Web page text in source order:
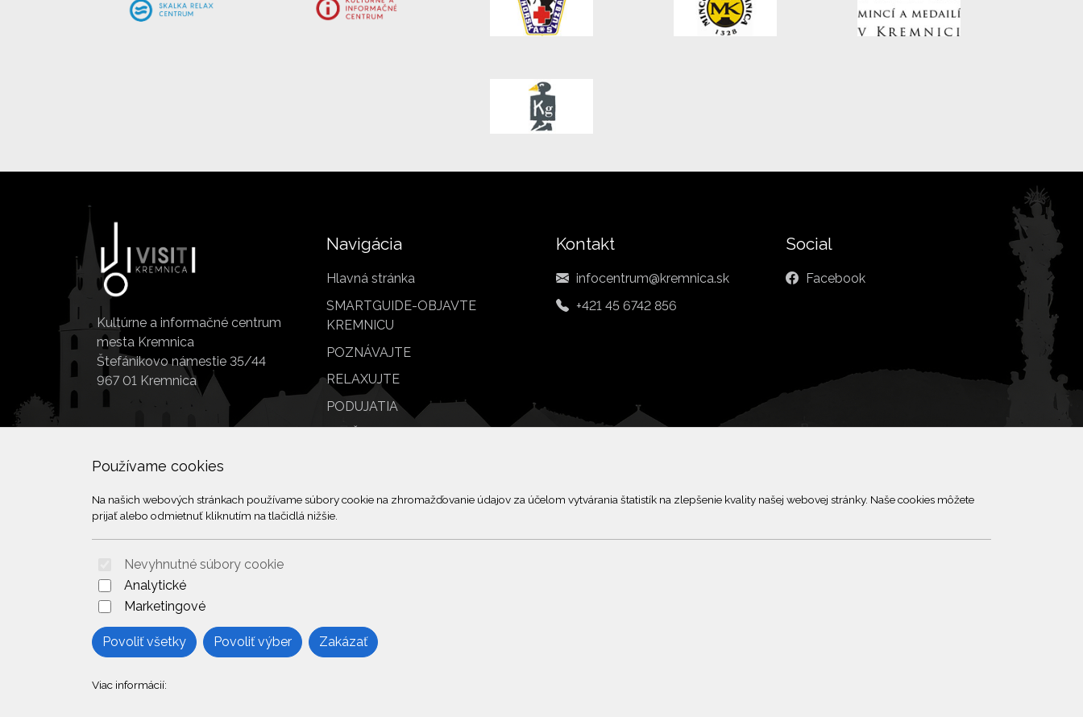
Používame cookies
Na našich webových stránkach používame súbory cookie na zhromažďovanie údajov za účelom vytvárania štatistík na zlepšenie kvality našej webovej stránky. Naše cookies môžete
prijať alebo odmietnuť kliknutím na tlačidlá nižšie.
Nevyhnutné súbory cookie
Analytické
Marketingové
Povoliť všetky Povoliť výber Zakázať
Viac informácií:
Kultúrne a informačné centrum
mesta Kremnica
Štefánikovo námestie 35/44
967 01 Kremnica
Navigácia
Hlavná stránka
SMARTGUIDE-OBJAVTE
KREMNICU
POZNÁVAJTE
RELAXUJTE
PODUJATIA
Kontakt
infocentrum@kremnica.sk
+421 45 6742 856
Social
Facebook
© 2026 Arrabella s.r.o., mayabella s.r.o., Všetky práva vyhradené.